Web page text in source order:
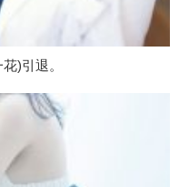
)引退。